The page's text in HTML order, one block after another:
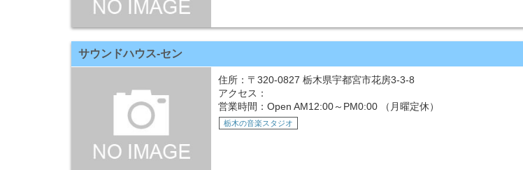
サウンドハウス-セン
住所：〒320-0827 栃木県宇都宮市花房3-3-8
アクセス：
営業時間：Open AM12:00～PM0:00 （月曜定休）
栃木の音楽スタジオ